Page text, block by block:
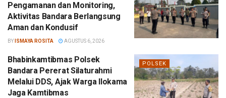
Pengamanan dan Monitoring,
Aktivitas Bandara Berlangsung
Aman dan Kondusif
BY ISMAYA ROSITA AGUSTUS 6, 2026
POLSEK
Bhabinkamtibmas Polsek
Bandara Pererat Silaturahmi
Melalui DDS, Ajak Warga Ilokama
Jaga Kamtibmas